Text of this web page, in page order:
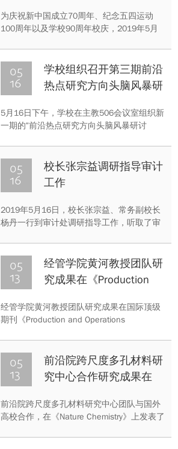
为庆祝新中国成立70周年、纪念五四运动
100周年以及学校90周年校庆，2019年5月
学生活动中心大剧场举行。校党委书记周
旬、党委副书记王旭和来自学校各相关单位
的青年师生、离退休教职工、校友共1000余
05
16
学校组织召开第三期前沿
热点研究方向头脑风暴研
5月16日下午，学校在主教506会议室组织新
一期的“前沿热点研究方向头脑风暴研讨
校长和夏之宁校长助理参加了会议。会议由
常务副校长杨丹主持。
05
16
校长张宗益调研指导审计
工作
2019年5月16日，校长张宗益、常务副校长
杨丹一行到审计处调研指导工作，听取了审
05
13
经管学院黄河教授团队研
究成果在《Production
Management》正式发表
经管学院黄河教授团队研究成果在国际顶级
期刊《Production and Operations
了我校教师在管理学领域从事高水平原创研
究的水平和影响力，对于我校“双一流”建设
具有重要的推动作用。
05
13
前沿院跨尺度多孔材料研
究中心合作研究成果在
发表
前沿院跨尺度多孔材料研究中心团队与国外
高校合作，在《Nature Chemistry》上发表了